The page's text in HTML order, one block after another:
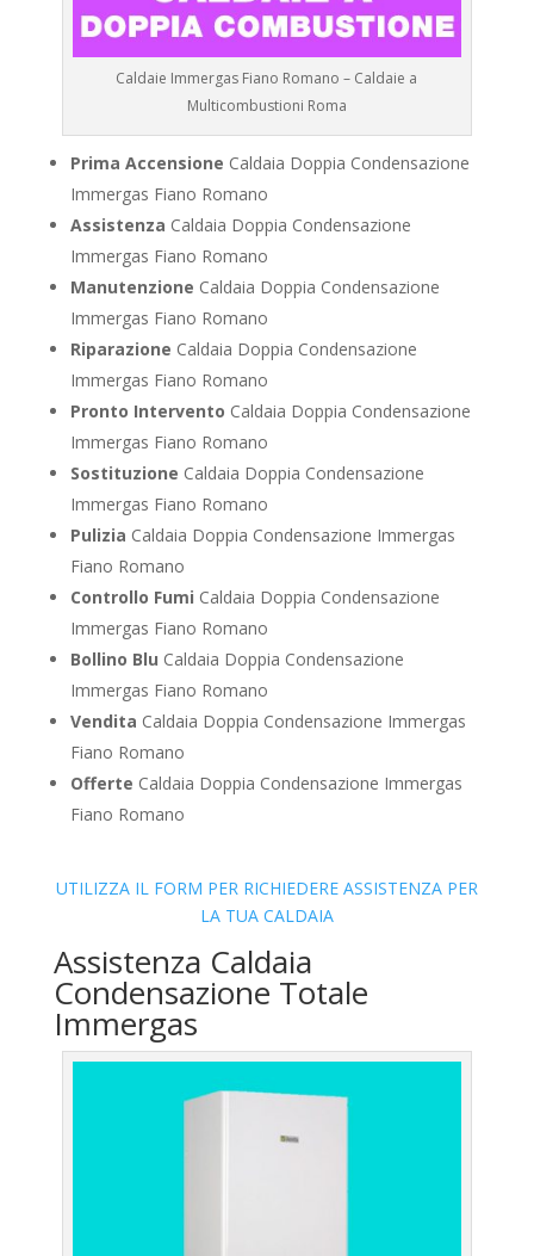
Caldaie Immergas Fiano Romano – Caldaie a
Multicombustioni Roma
Prima Accensione Caldaia Doppia Condensazione
Immergas Fiano Romano
Assistenza Caldaia Doppia Condensazione
Immergas Fiano Romano
Manutenzione Caldaia Doppia Condensazione
Immergas Fiano Romano
Riparazione Caldaia Doppia Condensazione
Immergas Fiano Romano
Pronto Intervento Caldaia Doppia Condensazione
Immergas Fiano Romano
Sostituzione Caldaia Doppia Condensazione
Immergas Fiano Romano
Pulizia Caldaia Doppia Condensazione Immergas
Fiano Romano
Controllo Fumi Caldaia Doppia Condensazione
Immergas Fiano Romano
Bollino Blu Caldaia Doppia Condensazione
Immergas Fiano Romano
Vendita Caldaia Doppia Condensazione Immergas
Fiano Romano
Offerte Caldaia Doppia Condensazione Immergas
Fiano Romano
UTILIZZA IL FORM PER RICHIEDERE ASSISTENZA PER
LA TUA CALDAIA
Assistenza Caldaia
Condensazione Totale
Immergas